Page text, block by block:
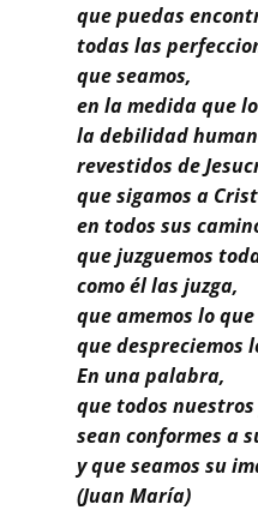
que puedas
todas las
que seamos,
en la medida que
la debilidad
revestidos de
que sigamos a
en todos sus
que juzguemos
como él las juzga,
que amemos lo
que despreciemos
En una palabra,
que todos
sean conformes a
y que seamos su
(Juan María)